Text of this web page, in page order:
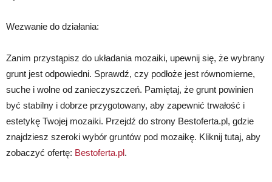
Wezwanie do działania:
Zanim przystąpisz do układania mozaiki, upewnij się, że wybrany
grunt jest odpowiedni. Sprawdź, czy podłoże jest równomierne,
suche i wolne od zanieczyszczeń. Pamiętaj, że grunt powinien
być stabilny i dobrze przygotowany, aby zapewnić trwałość i
estetykę Twojej mozaiki. Przejdź do strony Bestoferta.pl, gdzie
znajdziesz szeroki wybór gruntów pod mozaikę. Kliknij tutaj, aby
zobaczyć ofertę: Bestoferta.pl.